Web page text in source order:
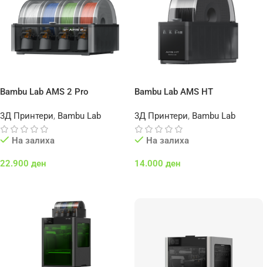
Bambu Lab AMS 2 Pro
3Д Принтери, Bambu Lab
На залиха
22.900 ден
Bambu Lab AMS HT
3Д Принтери, Bambu Lab
На залиха
14.000 ден